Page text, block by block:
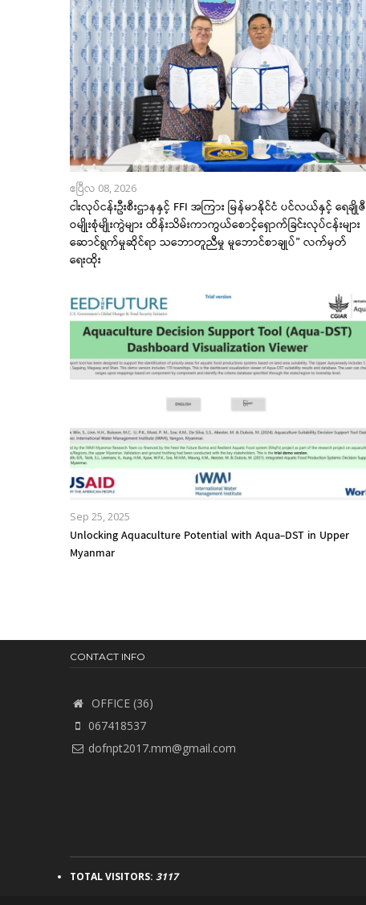
ဧပြီလ 08, 2026
ငါးလုပ်ငန်းဦးစီးဌာနနှင့် FFI အကြား မြန်မာနိုင်ငံ ပင်လယ်နှင့် ရေချိုဇီ
ဝမျိုးစုံမျိုးကွဲများ ထိန်းသိမ်းကာကွယ်စောင့်ရှောက်ခြင်းလုပ်ငန်းများ
ဆောင်ရွက်မှုဆိုင်ရာ သဘောတူညီမှု မူဘောင်စာချုပ်” လက်မှတ်
ရေးထိုး
Sep 25, 2025
Unlocking Aquaculture Potential with Aqua-DST in Upper
Myanmar
CONTACT INFO
OFFICE (36)
067418537
dofnpt2017.mm@gmail.com
TOTAL VISITORS: 3117